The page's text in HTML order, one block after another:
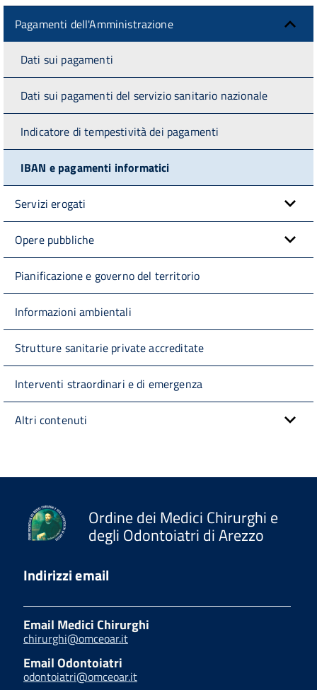
Pagamenti dell'Amministrazione
Dati sui pagamenti
Dati sui pagamenti del servizio sanitario nazionale
Indicatore di tempestività dei pagamenti
IBAN e pagamenti informatici
Servizi erogati
Opere pubbliche
Pianificazione e governo del territorio
Informazioni ambientali
Strutture sanitarie private accreditate
Interventi straordinari e di emergenza
Altri contenuti
Ordine dei Medici Chirurghi e
degli Odontoiatri di Arezzo
Indirizzi email
Email Medici Chirurghi
chirurghi@omceoar.it
Email Odontoiatri
odontoiatri@omceoar.it